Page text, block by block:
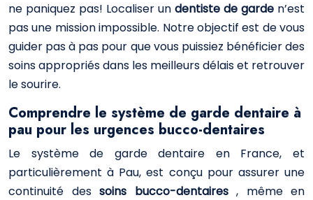
ne paniquez pas! Localiser un dentiste de garde n’est
pas une mission impossible. Notre objectif est de vous
guider pas à pas pour que vous puissiez bénéficier des
soins appropriés dans les meilleurs délais et retrouver
le sourire.
Comprendre le système de garde dentaire à
pau pour les urgences bucco-dentaires
Le système de garde dentaire en France, et
particulièrement à Pau, est conçu pour assurer une
continuité des soins bucco-dentaires , même en